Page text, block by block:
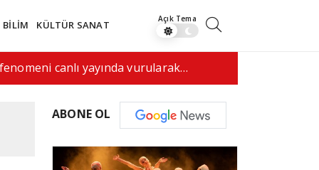
BİLİM KÜLTÜR SANAT
canlı yayında vurularak…
ABONE OL